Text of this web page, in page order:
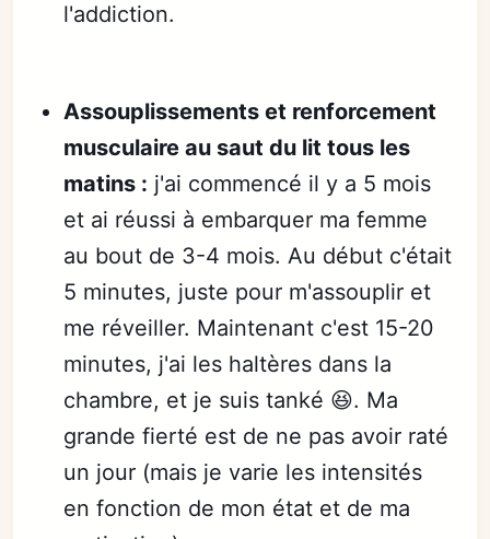
l'addiction.
Assouplissements et renforcement
musculaire au saut du lit tous les
matins : j'ai commencé il y a 5 mois
et ai réussi à embarquer ma femme
au bout de 3-4 mois. Au début c'était
5 minutes, juste pour m'assouplir et
me réveiller. Maintenant c'est 15-20
minutes, j'ai les haltères dans la
chambre, et je suis tanké 😆. Ma
grande fierté est de ne pas avoir raté
un jour (mais je varie les intensités
en fonction de mon état et de ma